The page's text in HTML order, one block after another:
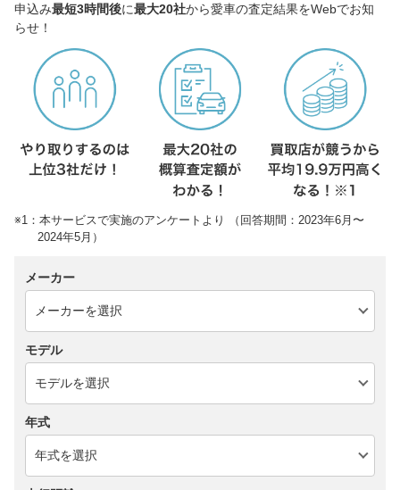
申込み最短3時間後に最大20社から愛車の査定結果をWebでお知
らせ！
※1：本サービスで実施のアンケートより （回答期間：2023年6月〜
2024年5月）
メーカー
モデル
年式